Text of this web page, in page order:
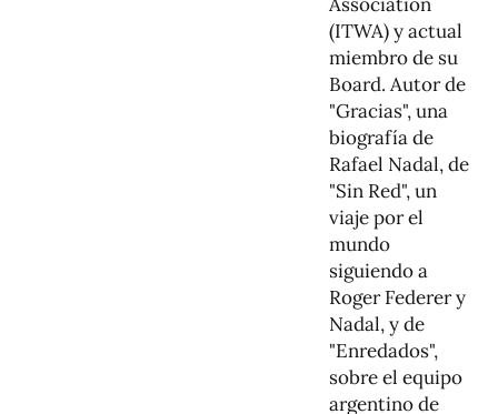
(ITWA) y actual
miembro de su
Board. Autor de
"Gracias", una
biografía de
Rafael Nadal, de
"Sin Red", un
viaje por el
mundo
siguiendo a
Roger Federer y
Nadal, y de
"Enredados",
sobre el equipo
argentino de